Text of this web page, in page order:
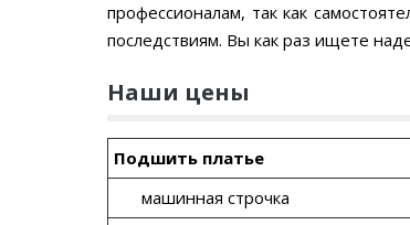
профессионалам, так как
последствиям. Вы как раз ищете
Наши цены
Подшить платье
машинная строчка